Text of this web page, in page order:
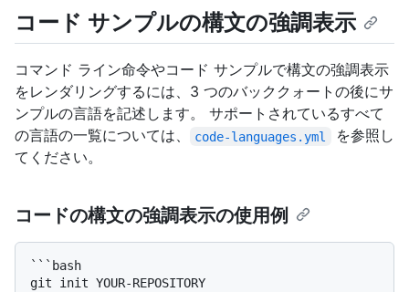
コード サンプルの構文の強調表示
コマンド ライン命令やコード サンプルで構文の強調表示
をレンダリングするには、3 つのバッククォートの後にサ
ンプルの言語を記述します。 サポートされているすべて
の言語の一覧については、
code-languages.yml
を参照し
てください。
コードの構文の強調表示の使用例
```bash
git init YOUR-REPOSITORY